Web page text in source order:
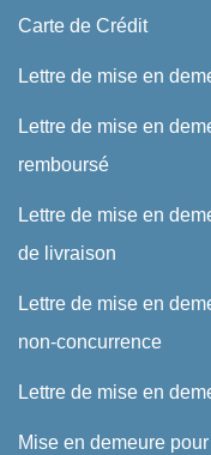
Carte de Crédit
Lettre de mise en
Lettre de mise en
remboursé
Lettre de mise en
de livraison
Lettre de mise en
non-concurrence
Lettre de mise en
Mise en demeure